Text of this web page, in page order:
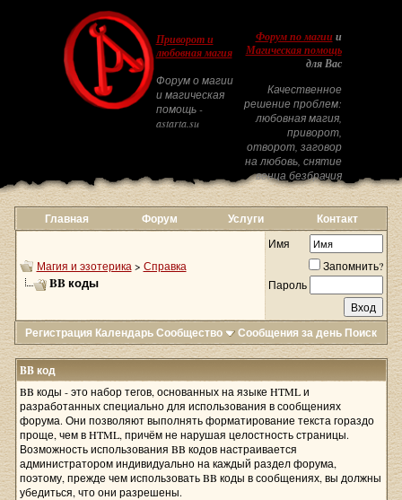
Приворот и
любовная магия
Форум о магии
и магическая
помощь -
astarta.su
Форум по магиии
Магическая помощь
для Вас
Качественное
решение проблем:
любовная магия,
приворот,
отворот, заговор
на любовь, снятие
венца безбрачия
Главная Форум Услуги Контакт
Магия и эзотерика > Справка
BB коды
Имя
Запомнить?
Пароль
Регистрация КалендарьСообщество Сообщения за день Поиск
BB код
BB коды - это набор тегов, основанных на языке HTML и
разработанных специально для использования в сообщениях
форума. Они позволяют выполнять форматирование текста гораздо
проще, чем в HTML, причём не нарушая целостность страницы.
Возможность использования BB кодов настраивается
администратором индивидуально на каждый раздел форума,
поэтому, прежде чем использовать BB коды в сообщениях, вы должны
убедиться, что они разрешены.